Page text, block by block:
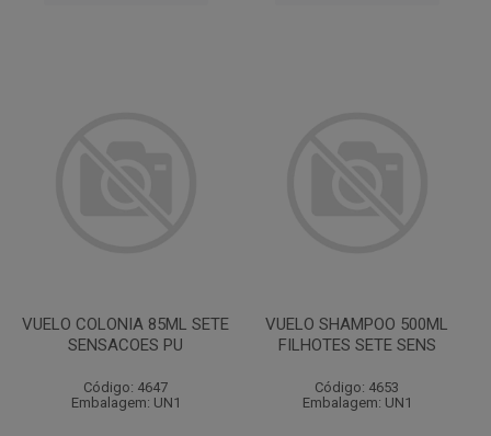
VUELO COLONIA 85ML SETE
SENSACOES PU
Código: 4647
Embalagem: UN1
VUELO SHAMPOO 500ML
FILHOTES SETE SENS
Código: 4653
Embalagem: UN1